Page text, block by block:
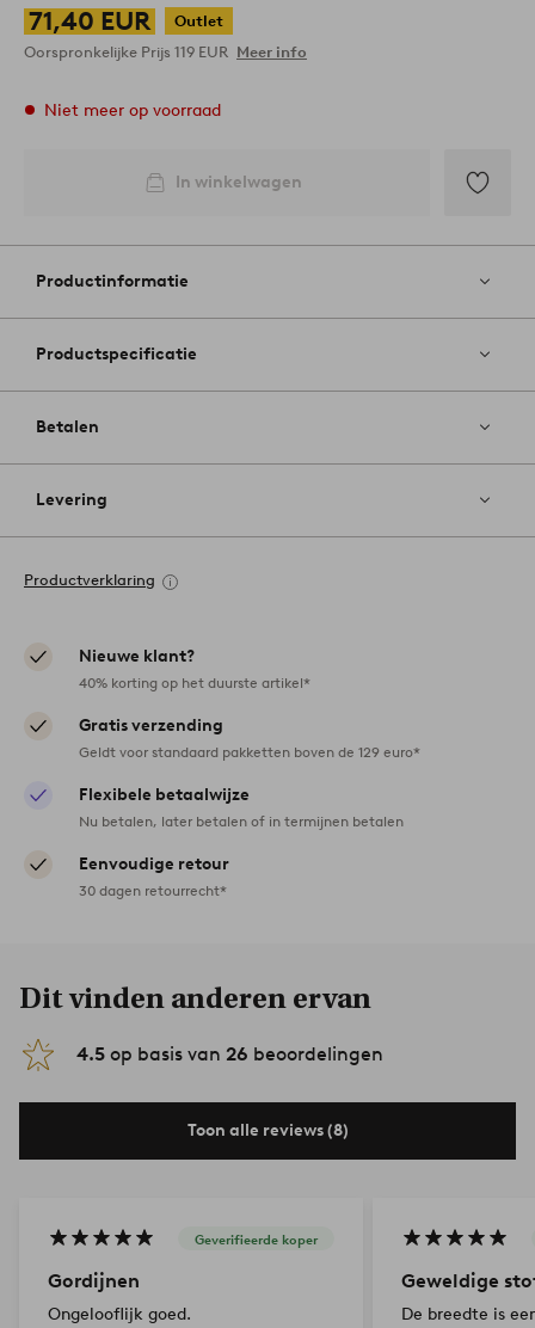
71,40 EUR
Outlet
Oorspronkelijke Prijs 119 EUR Meer info
Niet meer op voorraad
In winkelwagen
aan
Productinformatie
Productspecificatie
Betalen
Levering
Productverklaring
Nieuwe klant?
40% korting op het duurste artikel*
Gratis verzending
Geldt voor standaard pakketten boven de 129 euro*
Flexibele betaalwijze
Nu betalen, later betalen of in termijnen betalen
Eenvoudige retour
30 dagen retourrecht*
Dit vinden anderen ervan
4.5 op basis van 26 beoordelingen
Toon alle reviews (8)
Geverifieerde koper
Gordijnen
Ongelooflijk goed.
Geweldige
De breedte is